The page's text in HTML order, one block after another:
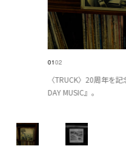
0102
〈TRUCK〉20周年を
DAY MUSIC』。